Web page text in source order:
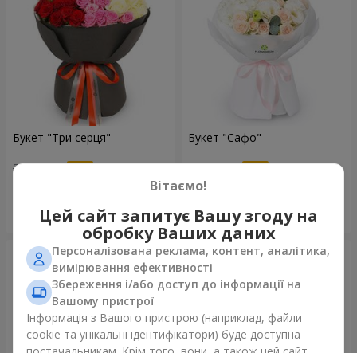
Букет "Три серця"
5 284 грн
Замовити
Букет "Сафо"
1 999 грн
Замовити
Вітаємо!
Цей сайт запитує Вашу згоду на
обробку Ваших даних
Персоналізована реклама, контент, аналітика,
вимірювання ефективності
Збереження і/або доступ до інформації на
Вашому пристрої
Інформація з Вашого пристрою (наприклад, файли
cookie та унікальні ідентифікатори) буде доступна